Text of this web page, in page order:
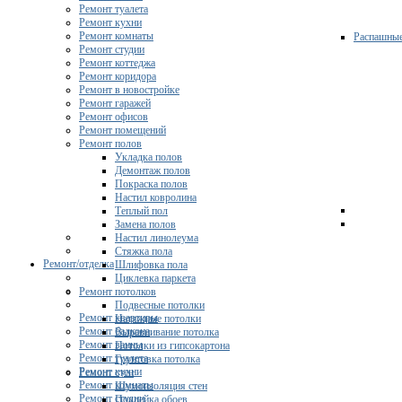
Ремонт/отделка
Ремонт квартиры
Ремонт балкона
Ремонт ванны
Ремонт туалета
Ремонт кухни
Ремонт комнаты
Ремонт студии
Ремонт туалета
Ремонт кухни
Ремонт комнаты
Ремонт студии
Ремонт коттеджа
Ремонт коридора
Ремонт в новостройке
Ремонт гаражей
Ремонт офисов
Ремонт помещений
Ремонт полов
Укладка полов
Демонтаж полов
Покраска полов
Настил ковролина
Теплый пол
Замена полов
Настил линолеума
Стяжка пола
Шлифовка пола
Циклевка паркета
Ремонт потолков
Подвесные потолки
Натяжные потолки
Выравнивание потолка
Потолки из гипсокартона
Грунтовка потолка
Ремонт стен
Шумоизоляция стен
Поклейка обоев